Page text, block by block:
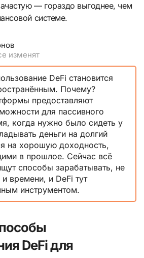
— гораздо выгоднее, чем
системе.
изменят
DeFi становится
Почему?
предоставляют
для пассивного
когда нужно было сидеть у
деньги на долгий
на хорошую доходность,
в прошлое. Сейчас всё
способы зарабатывать, не
времени, и DeFi тут
инструментом.
DeFi для